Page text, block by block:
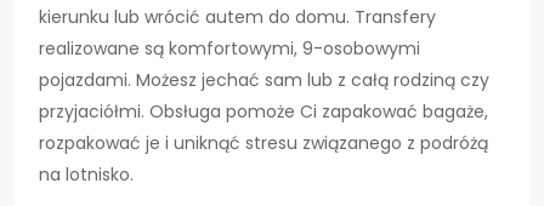
kierunku lub wrócić autem do domu. Transfery
realizowane są komfortowymi, 9-osobowymi
pojazdami. Możesz jechać sam lub z całą rodziną czy
przyjaciółmi. Obsługa pomoże Ci zapakować bagaże,
rozpakować je i uniknąć stresu związanego z podróżą
na lotnisko.